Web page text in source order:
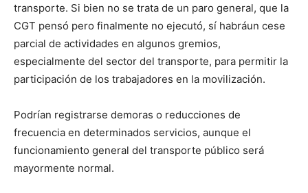
transporte. Si bien no se trata de un paro general, que la
CGT pensó pero finalmente no ejecutó, sí habráun cese
parcial de actividades en algunos gremios,
especialmente del sector del transporte, para permitir la
participación de los trabajadores en la movilización.
Podrían registrarse demoras o reducciones de
frecuencia en determinados servicios, aunque el
funcionamiento general del transporte público será
mayormente normal.